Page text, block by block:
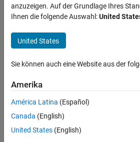
anzuzeigen. Auf der Grundlage Ihres
Ihnen die folgende Auswahl:United
United States
Sie können auch eine Website aus der
Amerika
América Latina (Español)
Canada (English)
United States (English)